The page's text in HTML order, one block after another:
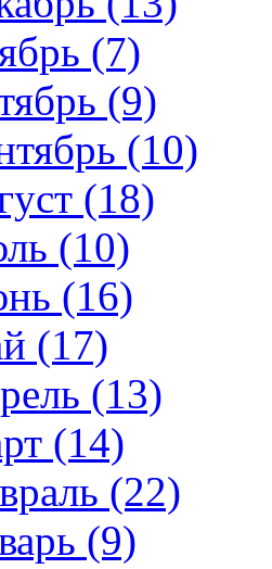
(7)
(9)
(10)
(18)
(10)
(16)
(17)
(13)
(14)
(22)
(9)